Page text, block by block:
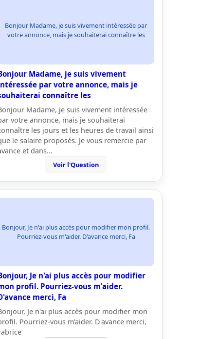
Bonjour Madame, je suis vivement intéressée par
votre annonce, mais je souhaiterai connaître les
Madame, je suis vivement
par votre annonce, mais je
connaître les
Madame, je suis vivement intéressée
votre annonce, mais je souhaiterai
les jours et les heures de travail ainsi
le salaire proposés. Je vous remercie par
et dans…
Voir l'Question
Bonjour, Je n'ai plus accès pour modifier mon profil.
Pourriez-vous m'aider. D'avance merci, Fa
Je n'ai plus accès pour modifier
profil. Pourriez-vous m'aider.
merci, Fa
Je n'ai plus accès pour modifier mon
Pourriez-vous m'aider. D'avance merci,